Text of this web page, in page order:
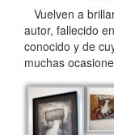
Vuelven a
autor, fallecido
conocido y de
muchas